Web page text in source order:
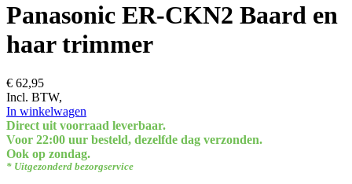
Panasonic ER-CKN2 Baard en
haar trimmer
€ 62,95
Incl. BTW,
In winkelwagen
Direct uit voorraad leverbaar.
Voor 22:00 uur besteld, dezelfde dag verzonden.
Ook op zondag.
* Uitgezonderd bezorgservice